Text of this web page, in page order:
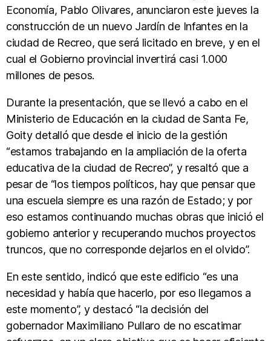
Economía, Pablo Olivares, anunciaron este jueves la
construcción de un nuevo Jardín de Infantes en la
ciudad de Recreo, que será licitado en breve, y en el
cual el Gobierno provincial invertirá casi 1.000
millones de pesos.
Durante la presentación, que se llevó a cabo en el
Ministerio de Educación en la ciudad de Santa Fe,
Goity detalló que desde el inicio de la gestión
“estamos trabajando en la ampliación de la oferta
educativa de la ciudad de Recreo”, y resaltó que a
pesar de “los tiempos políticos, hay que pensar que
una escuela siempre es una razón de Estado; y por
eso estamos continuando muchas obras que inició el
gobierno anterior y recuperando muchos proyectos
truncos, que no corresponde dejarlos en el olvido”.
En este sentido, indicó que este edificio “es una
necesidad y había que hacerlo, por eso llegamos a
este momento”, y destacó “la decisión del
gobernador Maximiliano Pullaro de no escatimar